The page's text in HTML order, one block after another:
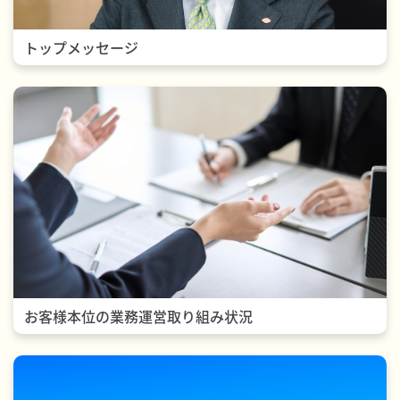
トップメッセージ
お客様本位の業務運営取り組み状況